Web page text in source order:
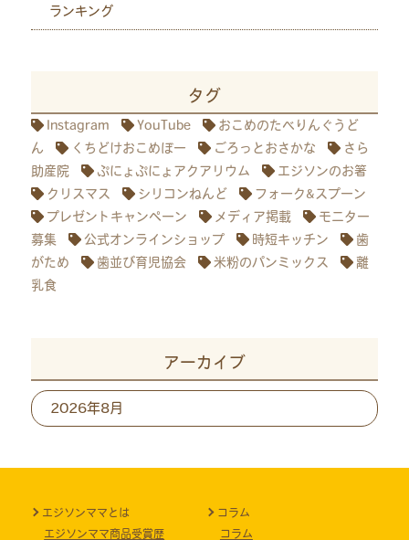
ランキング
タグ
Instagram YouTube
おこめのたべりんぐうど
ん
くちどけおこめぼー ごろっとおさかな
さら
助産院
ぷにょぷにょアクアリウム
エジソンのお箸
クリスマス
シリコンねんど
フォーク&スプーン
プレゼントキャンペーン
メディア掲載
モニター
募集
公式オンラインショップ 時短キッチン
歯
がため
歯並び育児協会 米粉のパンミックス
離
乳食
アーカイブ
ア
ー
エジソンママとは
エジソンママ商品受賞歴
コラム
コラム